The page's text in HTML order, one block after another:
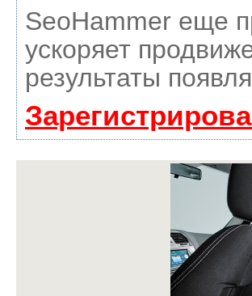
SeoHammer еще
ускоряет
результаты